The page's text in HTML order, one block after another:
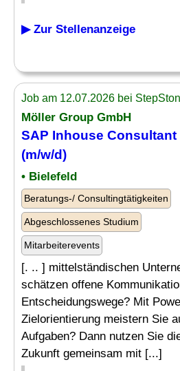
▶ Zur Stellenanzeige
Job am 12.07.2026 bei
Möller Group GmbH
SAP Inhouse Consultant
(m/w/d)
• Bielefeld
Beratungs-/ Consultingtätigkeiten
Abgeschlossenes Studium
Mitarbeiterevents
[. .. ] mittelständischen
schätzen offene
Entscheidungswege? Mit
Zielorientierung meistern Sie
Aufgaben? Dann nutzen Sie
Zukunft gemeinsam mit [...]